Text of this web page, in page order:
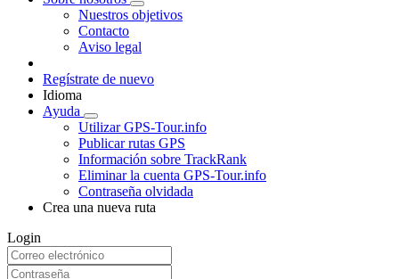
Nuestros objetivos
Contacto
Aviso legal
Regístrate de nuevo
Idioma
Ayuda
Utilizar GPS-Tour.info
Publicar rutas GPS
Información sobre TrackRank
Eliminar la cuenta GPS-Tour.info
Contraseña olvidada
Crea una nueva ruta
Login